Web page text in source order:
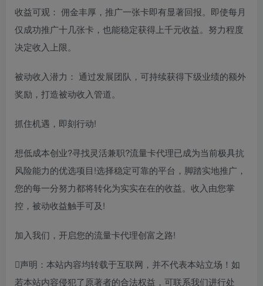
收益可观： 佣金丰厚，推广一张卡即有显著回报。即使每月
仅成功推广十几张卡，也能稳定获得上千元收益。努力程度
决定收入上限。
被动收入潜力： 通过发展团队，可持续获得下级业绩的额外
奖励，打造被动收入管道。
抓住机遇，即刻行动!
想低成本创业?寻找灵活兼职?流量卡代理已成为当前极具抗
风险能力的优选项目!选择稳定可靠的平台，脚踏实地推广，
您的每一分努力都将转化为实实在在的收益。收入由您掌
控，被动收益触手可及!
加入我们，开启您的流量卡代理创富之路!
声明：本站内容均转载于互联网，并不代表本站立场！如
若本站内容侵犯了原著者的合法权益，可联系我们进行处